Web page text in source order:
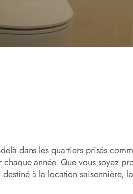
dans les quartiers prisés
année. Que vous soyez
à la location saisonnière, la